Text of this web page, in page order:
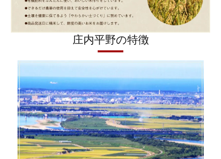
庄内平野の特徴